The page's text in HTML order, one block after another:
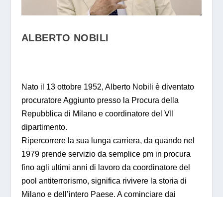
ALBERTO NOBILI
Nato il 13 ottobre 1952, Alberto Nobili è diventato
procuratore Aggiunto presso la Procura della
Repubblica di Milano e coordinatore del VII
dipartimento.
Ripercorrere la sua lunga carriera, da quando nel
1979 prende servizio da semplice pm in procura
fino agli ultimi anni di lavoro da coordinatore del
pool antiterrorismo, significa rivivere la storia di
Milano e dell’intero Paese. A cominciare dai